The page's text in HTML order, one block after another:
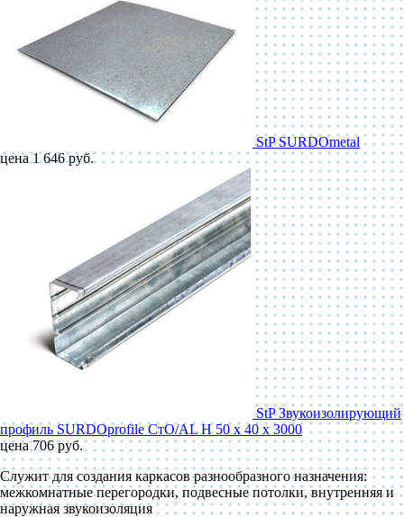
StP SURDOmetal
цена 1 646 руб.
StP Звукоизолирующий
профиль SURDOprofile СтО/AL Н 50 x 40 x 3000
цена 706 руб.
Служит для создания каркасов разнообразного назначения:
межкомнатные перегородки, подвесные потолки, внутренняя и
наружная звукоизоляция